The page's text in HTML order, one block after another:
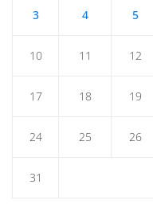
3 4 5
10 11 12
17 18 19
24 25 26
31